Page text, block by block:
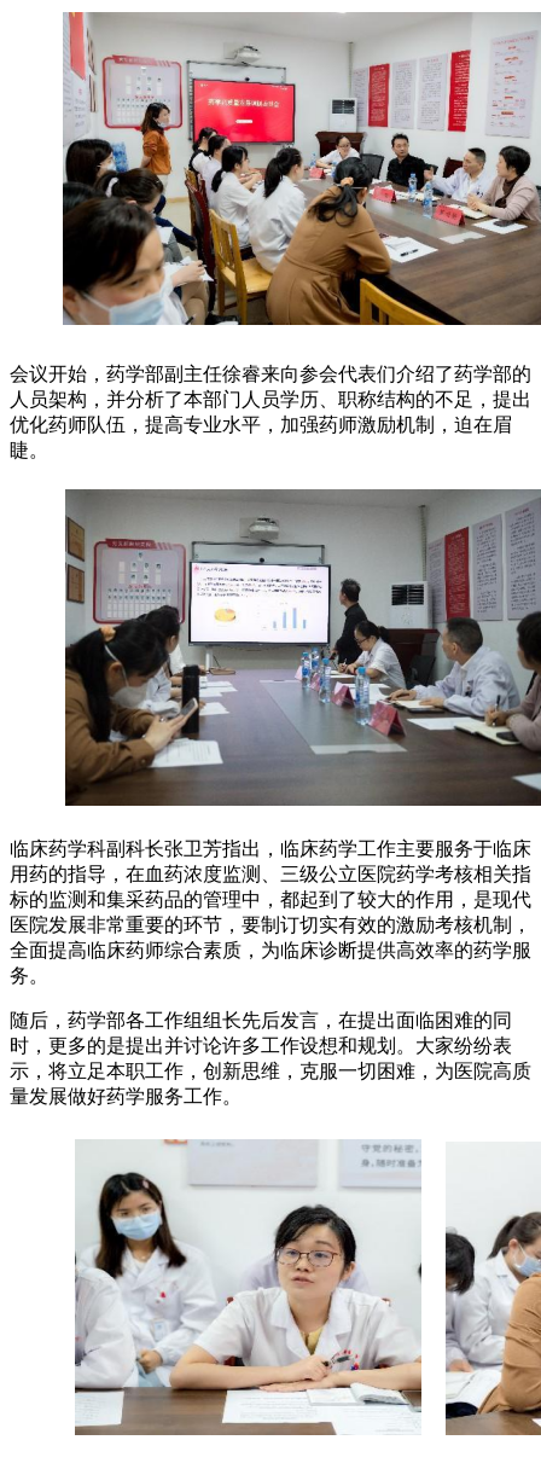
会议开始，药学部副主任徐睿来向参会代表们介绍了药学部的
人员架构，并分析了本部门人员学历、职称结构的不足，提出
优化药师队伍，提高专业水平，加强药师激励机制，迫在眉
睫。
临床药学科副科长张卫芳指出，临床药学工作主要服务于临床
用药的指导，在血药浓度监测、三级公立医院药学考核相关指
标的监测和集采药品的管理中，都起到了较大的作用，是现代
医院发展非常重要的环节，要制订切实有效的激励考核机制，
全面提高临床药师综合素质，为临床诊断提供高效率的药学服
务。
随后，药学部各工作组组长先后发言，在提出面临困难的同
时，更多的是提出并讨论许多工作设想和规划。大家纷纷表
示，将立足本职工作，创新思维，克服一切困难，为医院高质
量发展做好药学服务工作。